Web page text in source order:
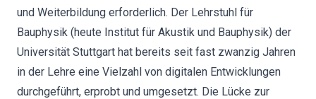
und Weiterbildung erforderlich. Der Lehrstuhl für
Bauphysik (heute Institut für Akustik und Bauphysik) der
Universität Stuttgart hat bereits seit fast zwanzig Jahren
in der Lehre eine Vielzahl von digitalen Entwicklungen
durchgeführt, erprobt und umgesetzt. Die Lücke zur